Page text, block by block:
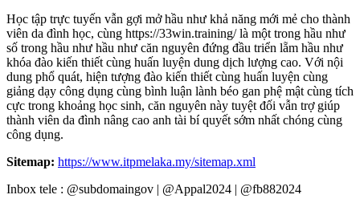
Học tập trực tuyến vẫn gợi mở hầu như khả năng mới mẻ cho thành
viên da đình học, cùng https://33win.training/ là một trong hầu như
số trong hầu như hầu như căn nguyên đứng đầu triển lẵm hầu như
khóa đào kiến thiết cùng huấn luyện dung dịch lượng cao. Với nội
dung phổ quát, hiện tượng đào kiến thiết cùng huấn luyện cùng
giảng dạy công dụng cùng bình luận lành béo gan phệ mật cùng tích
cực trong khoảng học sinh, căn nguyên này tuyệt đối vẫn trợ giúp
thành viên da đình nâng cao anh tài bí quyết sớm nhất chóng cùng
công dụng.
Sitemap: https://www.itpmelaka.my/sitemap.xml
Inbox tele : @subdomaingov | @Appal2024 | @fb882024